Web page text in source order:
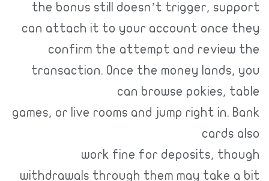
the bonus still doesn’t trigger,
can attach it to your account once
confirm the attempt and
transaction. Once the money
can browse pokies,
games, or live rooms and jump right in.
work fine for deposits,
withdrawals through them may take